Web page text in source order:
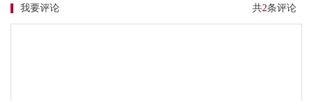
共2条评论
我要评论